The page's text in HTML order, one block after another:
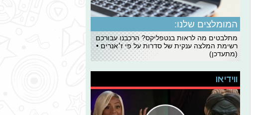
המומלצים שלנו:
מתלבטים מה לראות בנטפליקס? הרכבנו עבורכם
רשימת המלצה ענקית של סדרות על פי ז׳אנרים •
(מתעדכן)
ווידיאו